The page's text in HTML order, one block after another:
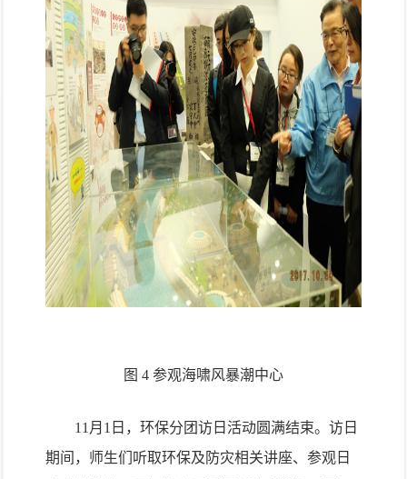
图 4 参观海啸风暴潮中心
11 月 1 日，环保分团访日活动圆满结束。访日
期间，师生们听取环保及防灾相关讲座、参观日